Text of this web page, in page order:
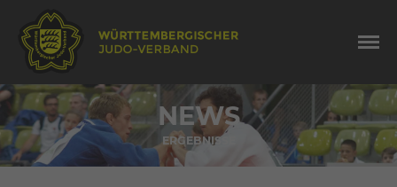
NEWS
ERGEBNISSE